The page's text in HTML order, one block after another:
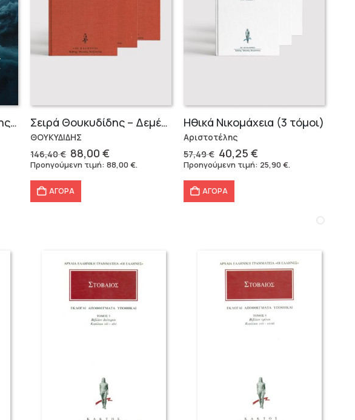
OΔΥΣΣΕΙΑ – Ο δρόμος της επιστροφής Σειρά Θουκυδίδης – Δεμένο (4 τόμοι)
ΘΟΥΚΥΔΙΔΗΣ
146,40€ Original
price
146,40 €.
88,00€
τρέχουσα
Προηγούμενη τιμή:88,00€.
ΑΓΟΡΑ
Ηθικά Νικομάχεια (3 τόμοι)
Αριστοτέλης
57,49€ Original
price
57,49 €.
40,25€
τρέχουσα
Προηγούμενη τιμή: 25,90€.
ΑΓΟΡΑ